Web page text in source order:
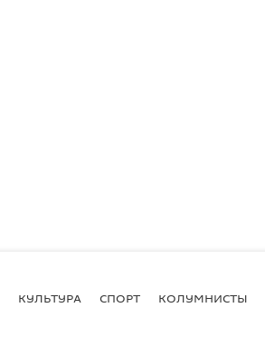
КУЛЬТУРА СПОРТ КОЛУМНИСТЫ